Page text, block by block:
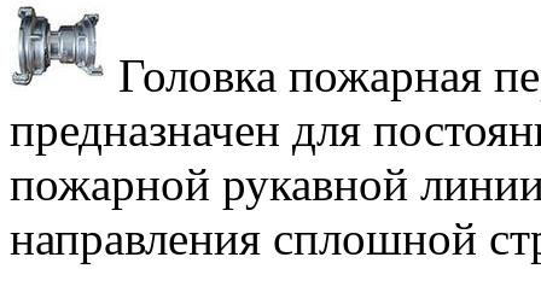
Головка пожарная
предназначен для
пожарной рукавной
направления сплошной